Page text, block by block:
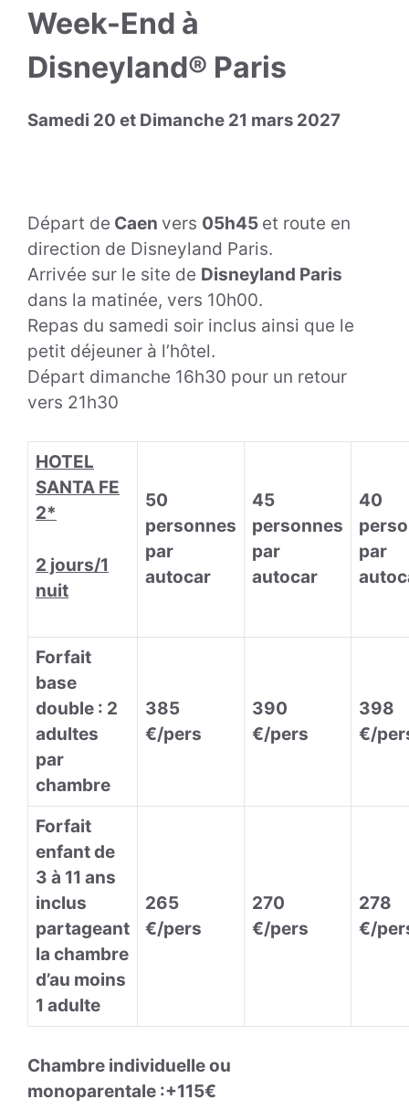
Week-End à
Disneyland® Paris
Samedi 20 et Dimanche 21 mars 2027
Départ de Caen vers 05h45 et route en
direction de Disneyland Paris.
Arrivée sur le site de Disneyland Paris
dans la matinée, vers 10h00.
Repas du samedi soir inclus ainsi que le
petit déjeuner à l’hôtel.
Départ dimanche 16h30 pour un retour
vers 21h30
HOTEL
SANTA FE
2*
2 jours/1
nuit
50
personnes
par
autocar
45
personnes
par
autocar
40
par
Forfait
base
double : 2
adultes
par
chambre
385
€/pers
390
€/pers
398
€/
Forfait
enfant de
3 à 11 ans
inclus
partageant
la chambre
d’au moins
1 adulte
265
€/pers
270
€/pers
278
€/
Chambre individuelle ou
monoparentale :+115€